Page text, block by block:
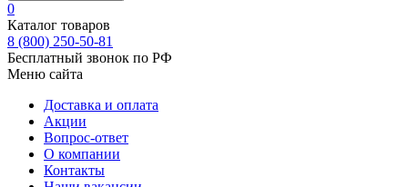
0
Каталог товаров
8 (800) 250-50-81
Бесплатный звонок по РФ
Меню сайта
Доставка и оплата
Акции
Вопрос-ответ
О компании
Контакты